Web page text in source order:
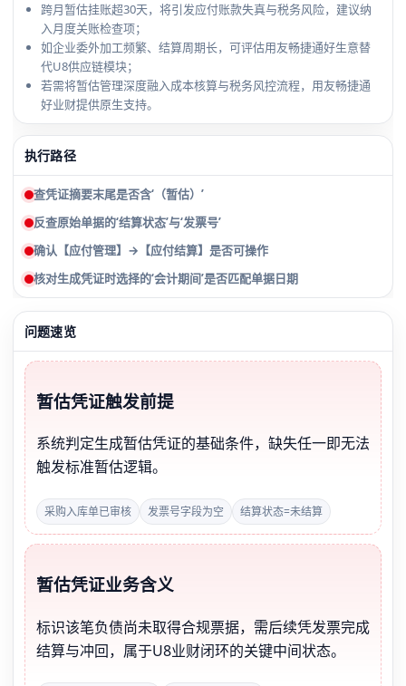
跨月暂估挂账超30天，将引发应付账款失真与税务风险，建议纳
入月度关账检查项；
如企业委外加工频繁、结算周期长，可评估用友畅捷通好生意替
代U8供应链模块；
若需将暂估管理深度融入成本核算与税务风控流程，用友畅捷通
好业财提供原生支持。
执行路径
查凭证摘要末尾是否含‘（暂估）’
反查原始单据的‘结算状态’与‘发票号’
确认【应付管理】→【应付结算】是否可操作
核对生成凭证时选择的‘会计期间’是否匹配单据日期
问题速览
暂估凭证触发前提
系统判定生成暂估凭证的基础条件，缺失任一即无法
触发标准暂估逻辑。
采购入库单已审核 发票号字段为空 结算状态=未结算
暂估凭证业务含义
标识该笔负债尚未取得合规票据，需后续凭发票完成
结算与冲回，属于U8业财闭环的关键中间状态。